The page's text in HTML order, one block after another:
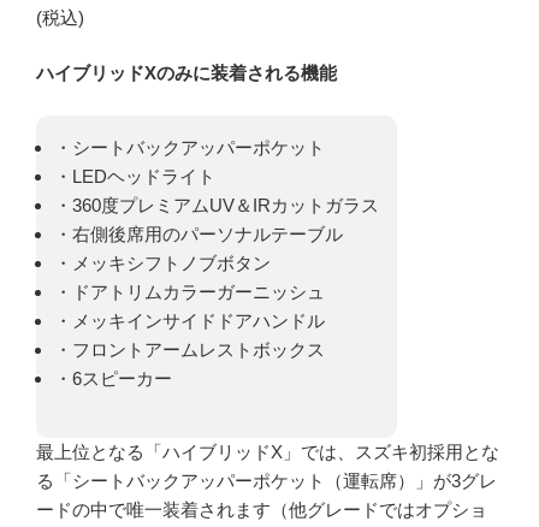
(税込)
ハイブリッドXのみに装着される機能
・シートバックアッパーポケット
・LEDヘッドライト
・360度プレミアムUV＆IRカットガラス
・右側後席用のパーソナルテーブル
・メッキシフトノブボタン
・ドアトリムカラーガーニッシュ
・メッキインサイドドアハンドル
・フロントアームレストボックス
・6スピーカー
最上位となる「ハイブリッドX」では、スズキ初採用とな
る「シートバックアッパーポケット（運転席）」が3グレ
ードの中で唯一装着されます（他グレードではオプショ